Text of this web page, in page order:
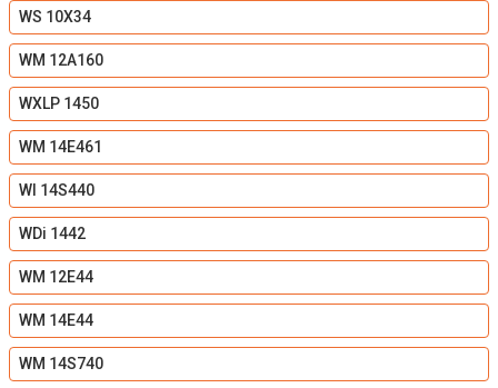
WS 10X34
WM 12A160
WXLP 1450
WM 14E461
WI 14S440
WDi 1442
WM 12E44
WM 14E44
WM 14S740